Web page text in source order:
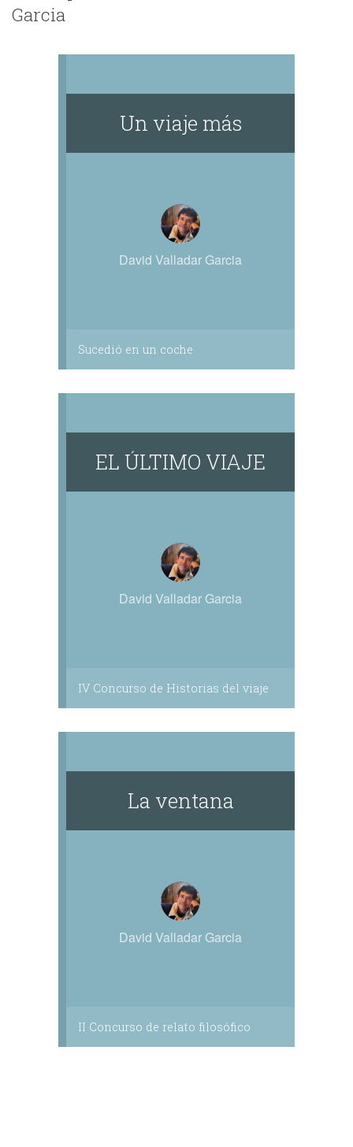
Garcia
Un viaje más
David Valladar Garcia
Sucedió en un coche
EL ÚLTIMO VIAJE
David Valladar Garcia
IV Concurso de Historias del viaje
La ventana
David Valladar Garcia
II Concurso de relato filosófico